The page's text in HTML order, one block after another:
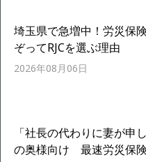
埼玉県で急増中！労災保
ぞってRJCを選ぶ理由
2026年08月06日
「社長の代わりに妻が申
の奥様向け 最速労災保